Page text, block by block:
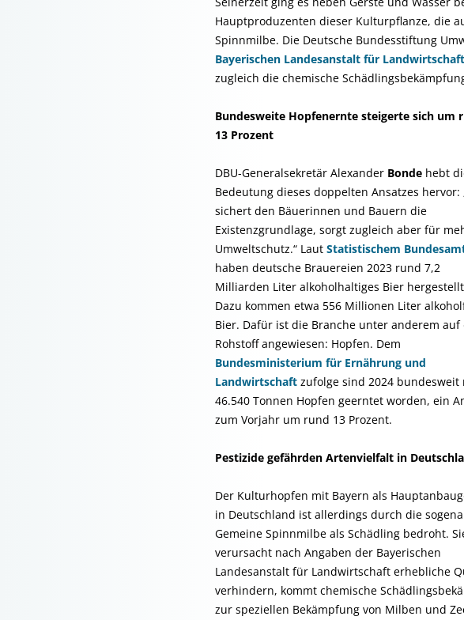
Hauptproduzenten dieser Kulturpflanze, die
Spinnmilbe. Die Deutsche Bundesstiftung
Bayerischen Landesanstalt für Landwirtschaft
zugleich die chemische
Bundesweite Hopfenernte steigerte sich um
13 Prozent
DBU-Generalsekretär Alexander Bonde hebt
Bedeutung dieses doppelten Ansatzes hervor:
sichert den Bäuerinnen und Bauern die
Existenzgrundlage, sorgt zugleich aber für
Umweltschutz.“ Laut Statistischem
haben deutsche Brauereien 2023 rund 7,2
Milliarden Liter alkoholhaltiges Bier
Dazu kommen etwa 556 Millionen Liter
Bier. Dafür ist die Branche unter anderem auf
Rohstoff angewiesen: Hopfen. Dem
Bundesministerium für Ernährung und
Landwirtschaft zufolge sind 2024 bundesweit
46.540 Tonnen Hopfen geerntet worden, ein
zum Vorjahr um rund 13 Prozent.
Pestizide gefährden Artenvielfalt in
Der Kulturhopfen mit Bayern als
in Deutschland ist allerdings durch die
Gemeine Spinnmilbe als Schädling bedroht.
verursacht nach Angaben der Bayerischen
Landesanstalt für Landwirtschaft erhebliche
verhindern, kommt chemische
zur speziellen Bekämpfung von Milben und